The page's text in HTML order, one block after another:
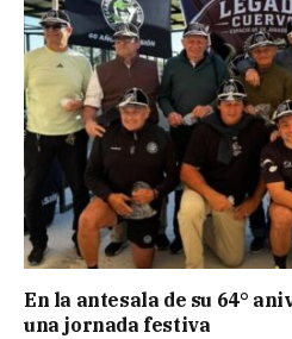
En la antesala de su 64°
una jornada festiva